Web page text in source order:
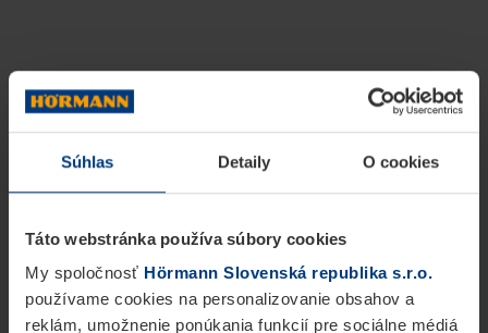
Súhlas Detaily O cookies
Táto webstránka používa súbory cookies
My spoločnosť Hörmann Slovenská republika s.r.o.
používame cookies na personalizovanie obsahov a
reklám, umožnenie ponúkania funkcií pre sociálne médiá